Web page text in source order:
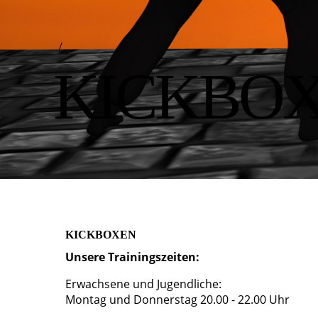
/
KICKBOXEN
Unsere Trainingszeiten:
Erwachsene und Jugendliche:
Montag und Donnerstag 20.00 - 22.00 Uhr